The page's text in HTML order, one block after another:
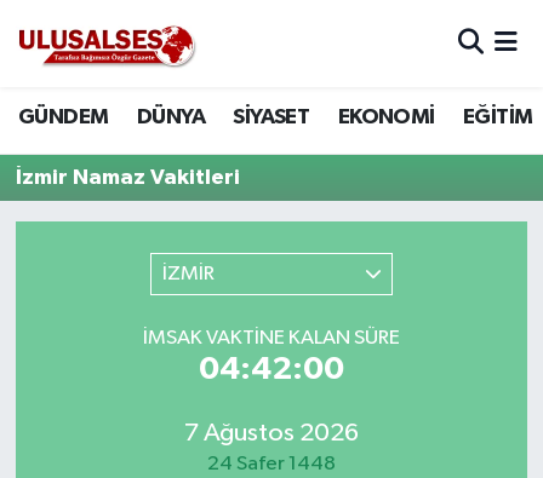
GÜNDEM DÜNYA SİYASET EKONOMİ EĞİTİM
İzmir Namaz Vakitleri
İZMİR
İMSAK VAKTINE KALAN SÜRE
04:42:00
7 Ağustos 2026
24 Safer 1448
DÜNYA
EKONOMİ
Trafik Durumu
Tüm Manşetler
Son Dakika Haberleri